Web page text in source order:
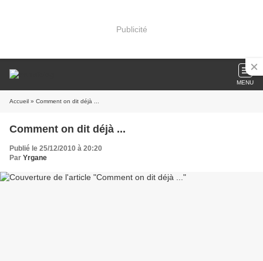
Publicité
MENU
Accueil » Comment on dit déjà ...
Comment on dit déjà ...
Publié le 25/12/2010 à 20:20
Par Yrgane